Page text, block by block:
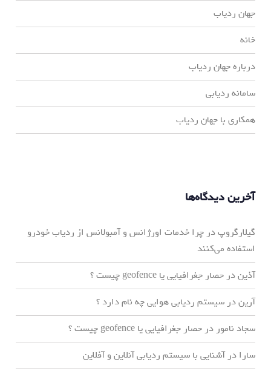
جهان ردیاب
خانه
درباره جهان ردیاب
سامانه ردیابی
همکاری با جهان ردیاب
آخرین دیدگاه‌ها
گیلارگروپدر چرا خدمات اورژانس و آمبولانس از ردیاب خودرو
استفاده می‌کنند
آذیندر حصار جغرافیایی یا geofence چیست ؟
آریندر سیستم ردیابی هوایی چه نام دارد ؟
سجاد نامور در حصار جغرافیایی یا geofence چیست ؟
سارا درآشنایی با سیستم ردیابی آنلاین و آفلاین